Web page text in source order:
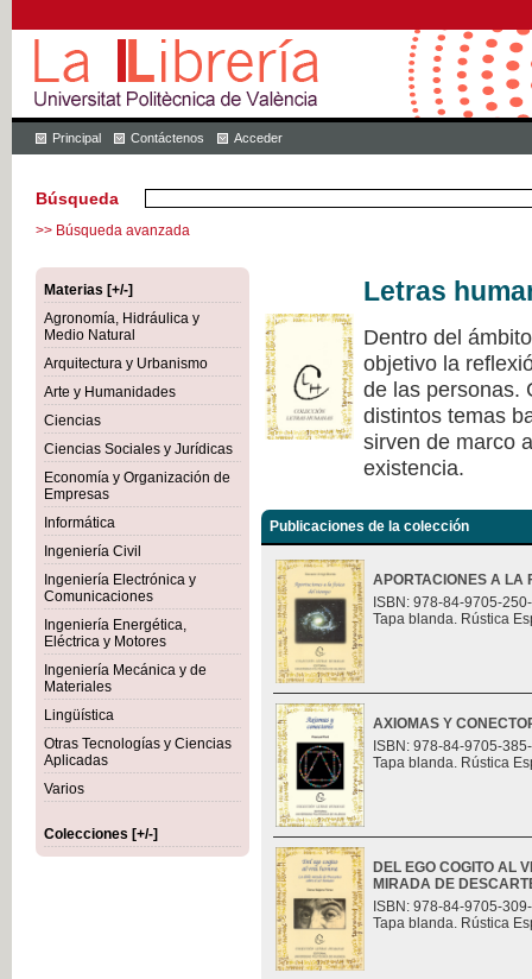
Principal Contáctenos Acceder
Búsqueda
>> Búsqueda avanzada
Materias [+/-]
Agronomía, Hidráulica y
Medio Natural
Arquitectura y Urbanismo
Arte y Humanidades
Ciencias
Ciencias Sociales y Jurídicas
Economía y Organización de
Empresas
Informática
Ingeniería Civil
Ingeniería Electrónica y
Comunicaciones
Ingeniería Energética,
Eléctrica y Motores
Ingeniería Mecánica y de
Materiales
Lingüística
Otras Tecnologías y Ciencias
Aplicadas
Varios
Colecciones [+/-]
Letras
Dentro del
objetivo la
de las personas.
distintos temas
sirven de marco
existencia.
Publicaciones de la colección
APORTACIONES A LA
ISBN: 978-84-9705-
Tapa blanda. Rústica
AXIOMAS Y
ISBN: 978-84-9705-
Tapa blanda. Rústica
DEL EGO COGITO AL
MIRADA DE
ISBN: 978-84-9705-
Tapa blanda. Rústica